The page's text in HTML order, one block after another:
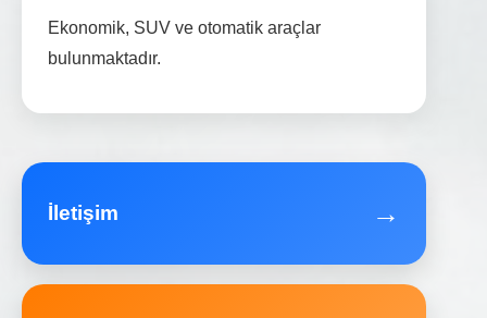
Ekonomik, SUV ve otomatik araçlar
bulunmaktadır.
İletişim →